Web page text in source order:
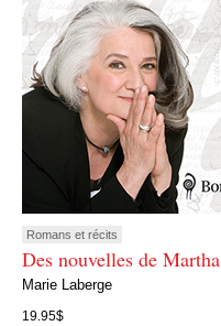
Romans et récits
Des nouvelles de Martha
Marie Laberge
19.95$